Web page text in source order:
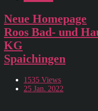
Neue Homepage
Roos Bad- und
KG
Spaichingen
1535 Views
25 Jan. 2022